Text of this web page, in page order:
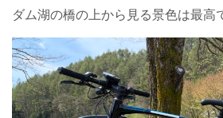
ダム湖の橋の上から見る景色は最高